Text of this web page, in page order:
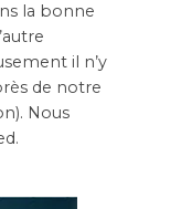
la bonne
il n’y
de notre
Nous